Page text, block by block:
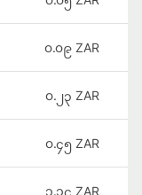
၀.၀၉ ZAR
၀.၂၃ ZAR
၀.၄၅ ZAR
၁.၁၄ ZAR